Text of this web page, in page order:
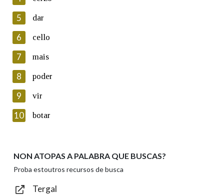
Lin e acepto as condicións da política de
Introduce o código que aparece na imaxe:
Texto de verificación
Enviar
5 dar
6 cello
7 mais
8 poder
9 vir
10 botar
NON ATOPAS A PALABRA QUE BUSCAS?
Proba estoutros recursos de busca
Tergal